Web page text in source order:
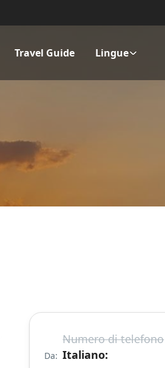
Travel Guide Lingue
Da:
Numero di telefono
Italiano: